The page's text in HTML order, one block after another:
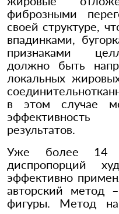
фиброзными
своей структуре,
впадинками,
признаками
должно быть
локальных
в этом случае
эффективность
результатов.
Уже более 14
диспропорций
эффективно
авторский метод
фигуры. Метод